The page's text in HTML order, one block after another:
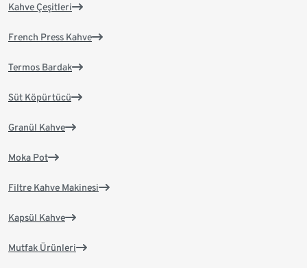
Kahve Çeşitleri
French Press Kahve
Termos Bardak
Süt Köpürtücü
Granül Kahve
Moka Pot
Filtre Kahve Makinesi
Kapsül Kahve
Mutfak Ürünleri